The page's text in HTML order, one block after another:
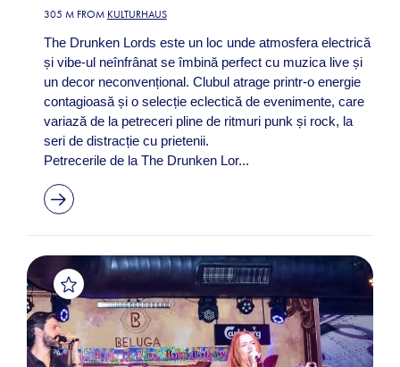
305 M FROM KULTURHAUS
The Drunken Lords este un loc unde atmosfera electrică
și vibe-ul neînfrânat se îmbină perfect cu muzica live și
un decor neconvențional. Clubul atrage printr-o energie
contagioasă și o selecție eclectică de evenimente, care
variază de la petreceri pline de ritmuri punk și rock, la
seri de distracție cu prietenii.
Petrecerile de la The Drunken Lor...